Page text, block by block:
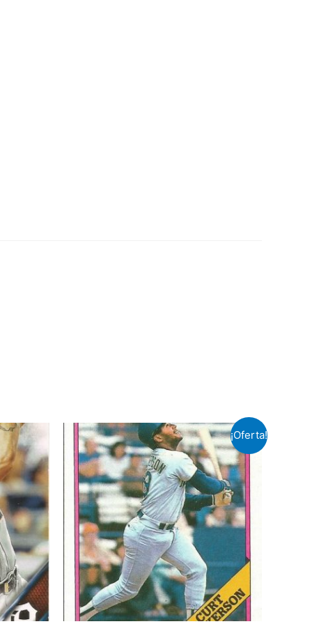
¡Oferta!